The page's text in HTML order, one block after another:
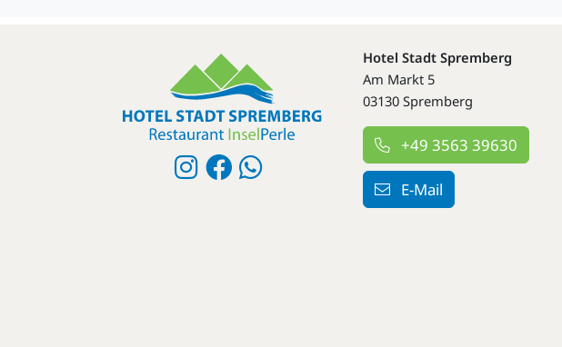
Hotel Stadt Spremberg
Am Markt 5
03130 Spremberg
+49 3563 39630
E-Mail